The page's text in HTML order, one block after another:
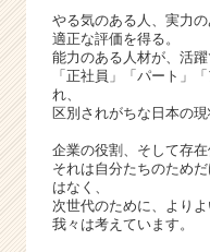
やる気のある人、実力
適正な評価を得る。
能力のある人材が、活躍
「正社員」「パート」
れ、
区別されがちな日本の現
企業の役割、そして存在
それは自分たちのため
はなく、
次世代のために、より
我々は考えています。